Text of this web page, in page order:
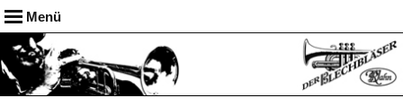
Menü
Home
Fachhandel
Instrumente
B-Trompeten
Hohe Trompeten
Posaunen
Bassposaune
Junior-Posaune
Quartposaune
Tenorposaune
Hörner
Flügelhorn
Kornett
Tenorhorn, Bariton & Tuba
Zubehör
Werkstatt
Referenzen
Downloads
Links
Datenschutz
Aktuelles
Kontakt
Impressum
Deutsche Posaunen – THROJA
suchen
Menü